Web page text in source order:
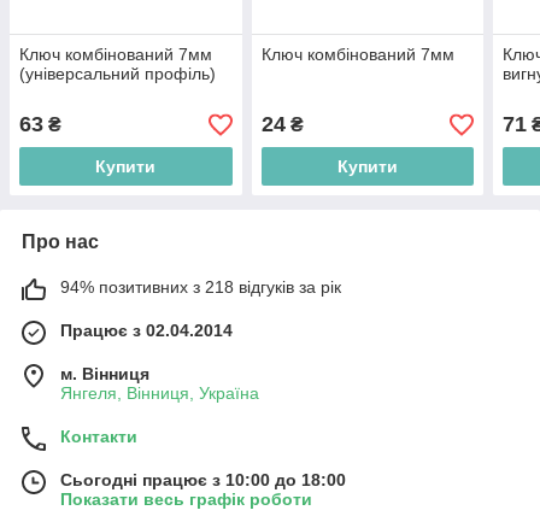
Ключ комбінований 7мм
(універсальний профіль)
63 ₴
Купити
Ключ комбінований 7мм
24₴
Купити
71
Про нас
94% позитивних з 218 відгуків за рік
Працює з 02.04.2014
м. Вінниця
Янгеля, Вінниця, Україна
Контакти
Сьогодні працює з 10:00 до 18:00
Показати весь графік роботи